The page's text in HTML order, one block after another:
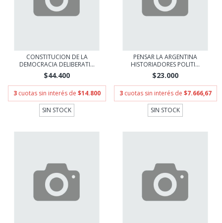
CONSTITUCION DE LA
DEMOCRACIA DELIBERATI...
$44.400
3 cuotas sin interés de $14.800
SIN STOCK
PENSAR LA ARGENTINA
HISTORIADORES POLITI...
$23.000
3 cuotas sin interés de $7.666,67
SIN STOCK